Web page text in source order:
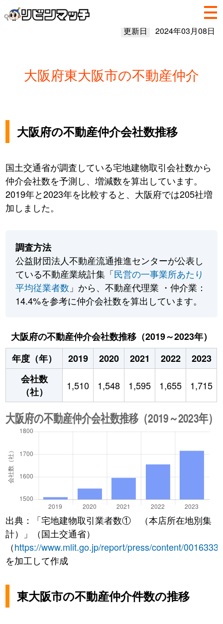
更新日 2024年03月08日
大阪府東大阪市の不動産仲介
大阪府の不動産仲介会社数推移
国土交通省が調査している宅地建物取引会社数から
仲介会社数を予測し、増減数を算出しています。
2019年と2023年を比較すると、大阪府では205社増
加しました。
調査方法
公益財団法人不動産流通推進センターが公表し
ている不動産業統計集「民営の一事業所あたり
平均従業者数 」から、不動産代理業 ・仲介業：
14.4%を参考に仲介会社数を算出しています。
大阪府の不動産仲介会社数推移（2019～2023年）
年度（年）
2019 2020 2021 2022
2023
会社数
（社）
1,510 1,548 1,595 1,655 1,715
出典：「宅地建物取引業者数① （本店所在地別集
計）」（国土交通省）
（https://www.mlit.go.jp/report/press/content/
を加工して作成
東大阪市の不動産仲介件数の推移